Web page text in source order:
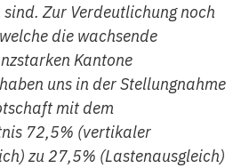
sind. Zur Verdeutlichung noch
die wachsende
Kantone
uns in der Stellungnahme
mit dem
72,5% (vertikaler
zu 27,5% (Lastenausgleich)